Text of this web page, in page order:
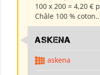
100 x 200 = 4,20 €
Châle 100 %
ASKENA
askena